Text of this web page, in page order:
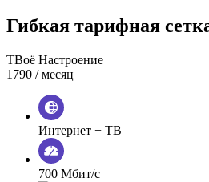
Гибкая тарифная
ТВоё Настроение
1790 / месяц
Интернет + ТВ
700 Мбит/с